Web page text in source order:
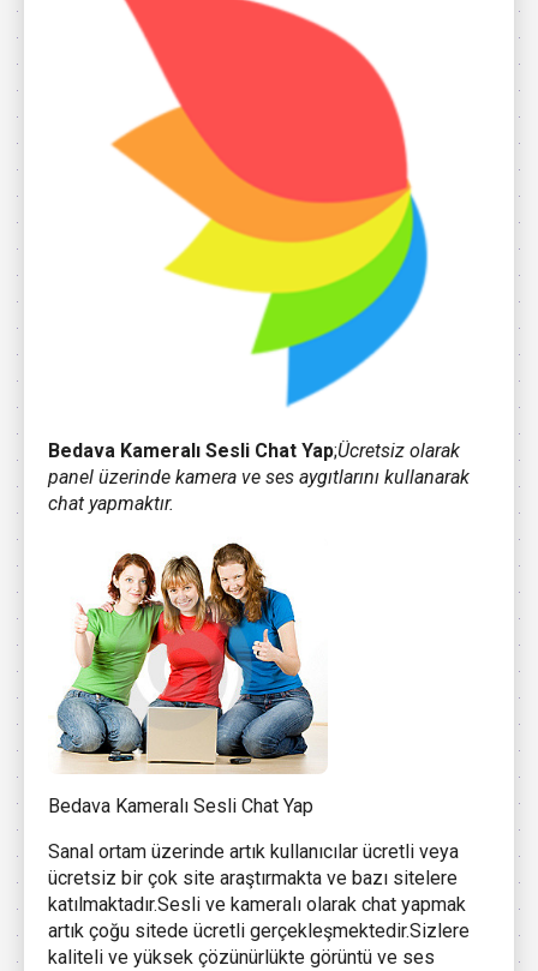
Bedava Kameralı Sesli Chat Yap;Ücretsiz olarak
panel üzerinde kamera ve ses aygıtlarını kullanarak
chat yapmaktır.
Bedava Kameralı Sesli Chat Yap
Sanal ortam üzerinde artık kullanıcılar ücretli veya
ücretsiz bir çok site araştırmakta ve bazı sitelere
katılmaktadır.Sesli ve kameralı olarak chat yapmak
artık çoğu sitede ücretli gerçekleşmektedir.Sizlere
kaliteli ve yüksek çözünürlükte görüntü ve ses